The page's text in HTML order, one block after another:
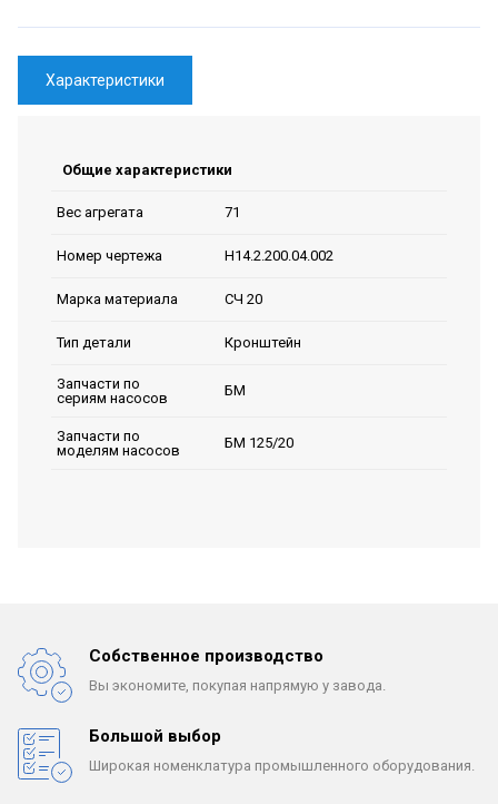
Характеристики
Общие характеристики
Вес агрегата 71
Номер чертежа Н14.2.200.04.002
Марка материала СЧ 20
Тип детали Кронштейн
Запчасти по
сериям насосов
БМ
Запчасти по
моделям насосов
БМ 125/20
Собственное производство
Вы экономите, покупая напрямую у завода.
Большой выбор
Широкая номенклатура промышленного оборудования.